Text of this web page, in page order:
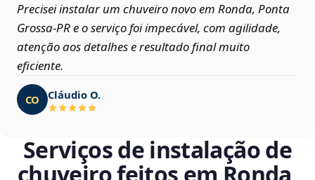
Precisei instalar um chuveiro novo em Ronda, Ponta
Grossa‑PR e o serviço foi impecável, com agilidade,
atenção aos detalhes e resultado final muito
eficiente.
CO Cláudio O.
Serviços de instalação de